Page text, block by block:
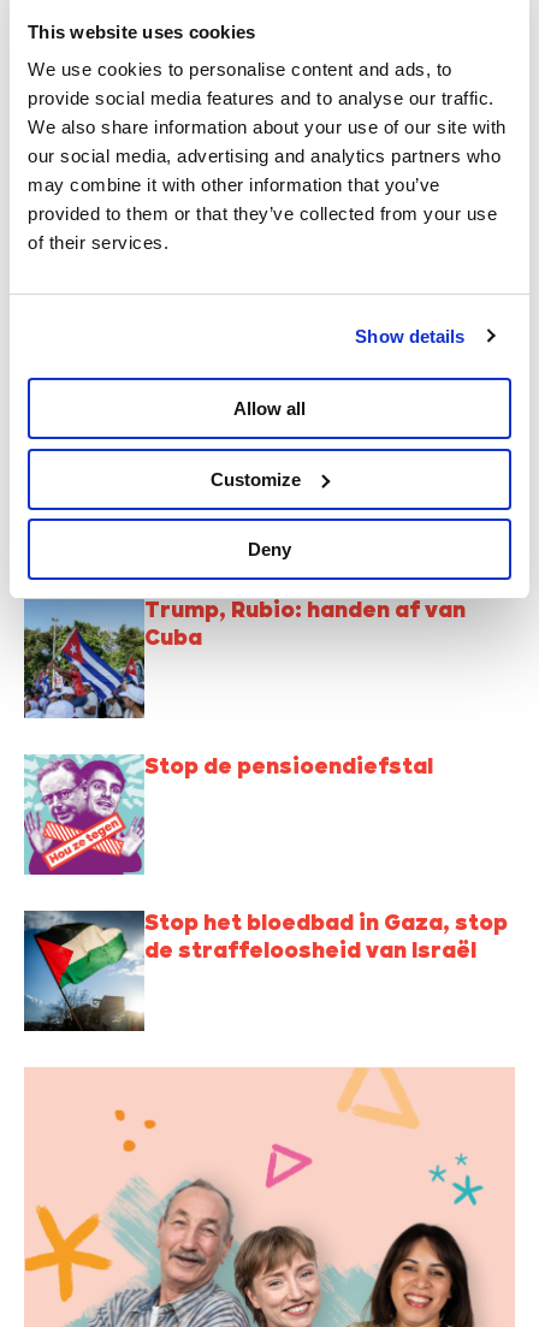
This website uses cookies
We use cookies to personalise content and ads, to
provide social media features and to analyse our traffic.
We also share information about your use of our site with
our social media, advertising and analytics partners who
may combine it with other information that you’ve
provided to them or that they’ve collected from your use
of their services.
Show details
Allow all
Customize
Deny
Doe jij mee?
Verlaag de brandstofprijs: 1,6
€/l max
Nooit meer fascisme: maak van
8 mei opnieuw een jaarlijkse
Palestina: stop de genocide,
boycot Israël
Trump, Rubio: handen af van
Cuba
Stop de pensioendiefstal
Stop het bloedbad in Gaza, stop
de straffeloosheid van Israël